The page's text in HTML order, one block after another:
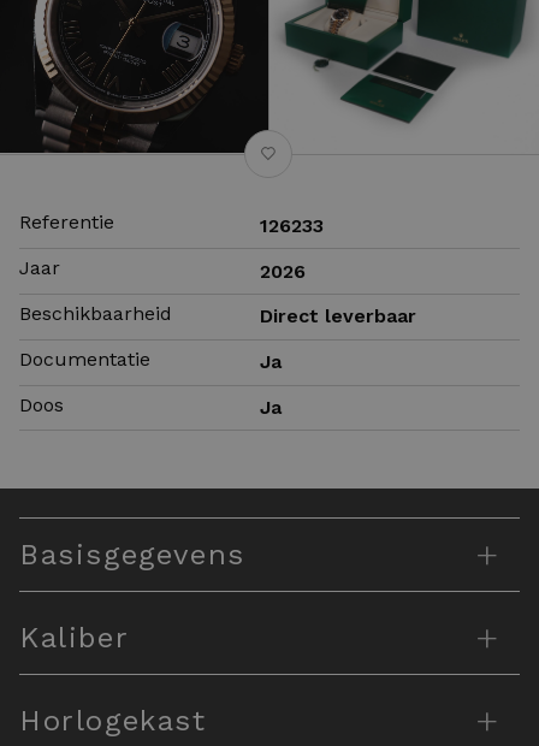
Referentie
126233
Jaar
2026
Beschikbaarheid
Direct leverbaar
Documentatie
Ja
Doos
Ja
Basisgegevens +
Kaliber +
Horlogekast +